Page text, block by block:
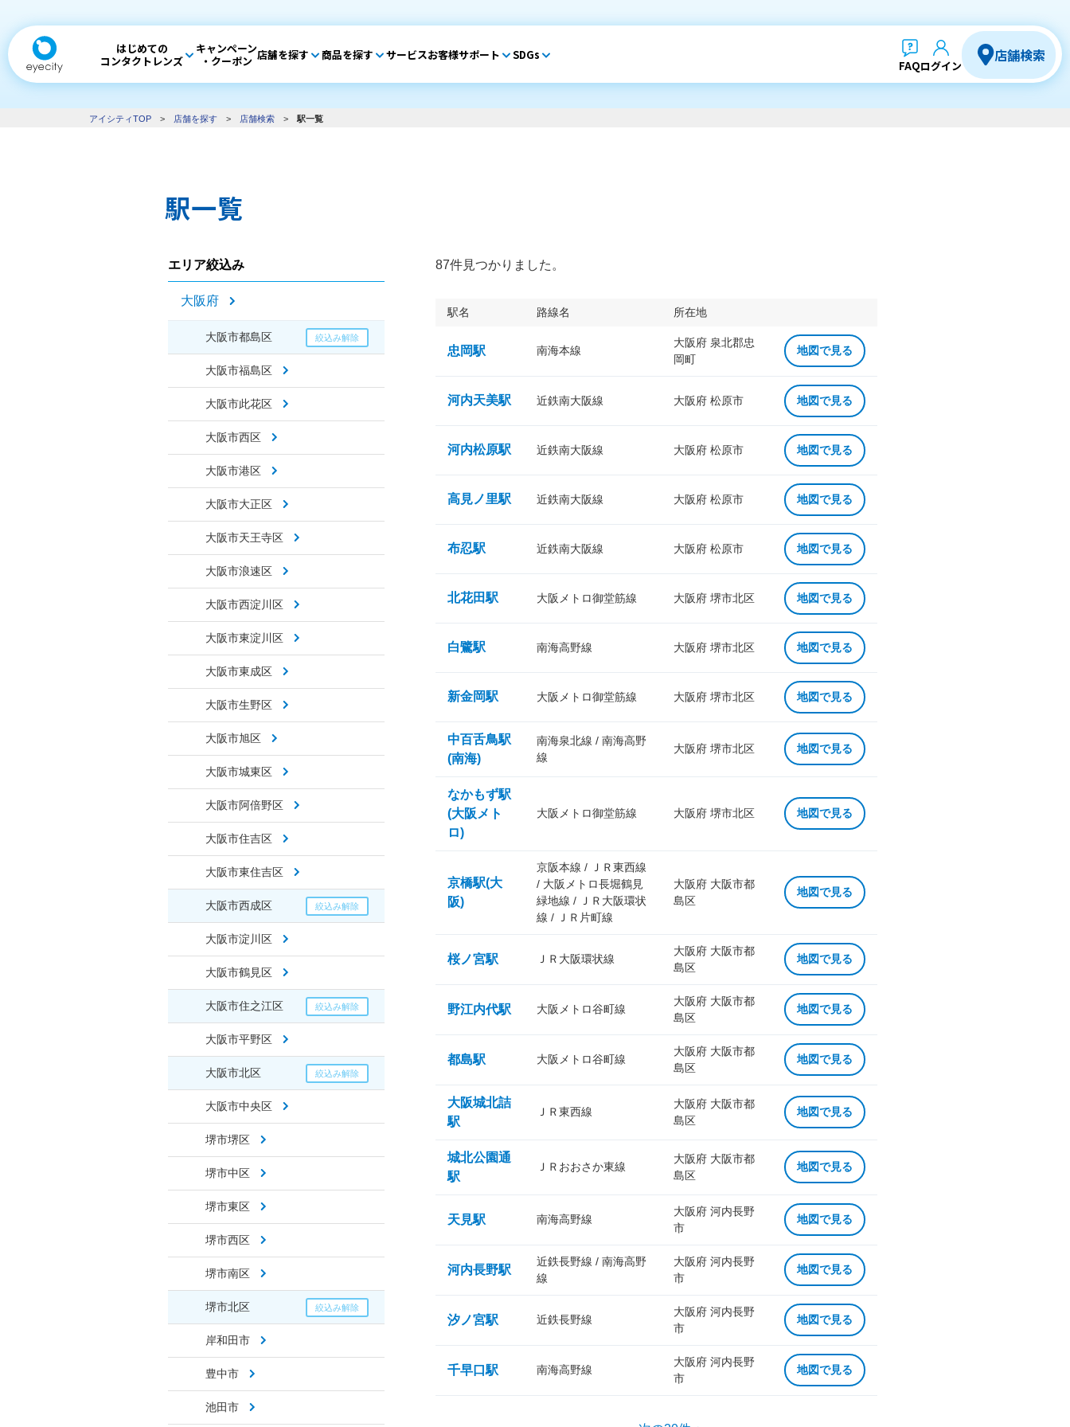
はじめての
コンタクトレンズ
キャンペーン
・クーポン 店舗を探す 商品を探す サービスお客様サポート SDGs
FAQログイン
店舗検索
アイシティTOP > 店舗を探す > 店舗検索 > 駅一覧
駅一覧
エリア絞込み
大阪府
大阪市都島区
大阪市福島区
大阪市此花区
大阪市西区
大阪市港区
大阪市大正区
大阪市天王寺区
大阪市浪速区
大阪市西淀川区
大阪市東淀川区
大阪市東成区
大阪市生野区
大阪市旭区
大阪市城東区
大阪市阿倍野区
大阪市住吉区
大阪市東住吉区
大阪市西成区
大阪市淀川区
大阪市鶴見区
大阪市住之江区
大阪市平野区
大阪市北区
大阪市中央区
堺市堺区
堺市中区
堺市東区
堺市西区
堺市南区
堺市北区
岸和田市
豊中市
池田市
87件見つかりました。
駅名 路線名 所在地
忠岡駅 南海本線
大阪府 泉北郡忠
岡町
地図で見る
河内天美駅 近鉄南大阪線 大阪府 松原市 地図で見る
河内松原駅 近鉄南大阪線 大阪府 松原市 地図で見る
高見ノ里駅 近鉄南大阪線 大阪府 松原市 地図で見る
布忍駅 近鉄南大阪線 大阪府 松原市 地図で見る
北花田駅 大阪メトロ御堂筋線 大阪府 堺市北区 地図で見る
白鷺駅 南海高野線 大阪府 堺市北区 地図で見る
新金岡駅 大阪メトロ御堂筋線 大阪府 堺市北区 地図で見る
中百舌鳥駅
(南海)
南海泉北線 / 南海高野
線
大阪府 堺市北区 地図で見る
なかもず駅
(大阪メト
ロ)
大阪メトロ御堂筋線 大阪府 堺市北区 地図で見る
京橋駅(大
阪)
京阪本線 / ＪＲ東西線
/ 大阪メトロ長堀鶴見
緑地線 / ＪＲ大阪環状
線 / ＪＲ片町線
大阪府 大阪市都
島区
地図で見る
桜ノ宮駅 ＪＲ大阪環状線
大阪府 大阪市都
島区
地図で見る
野江内代駅 大阪メトロ谷町線
大阪府 大阪市都
島区
地図で見る
都島駅 大阪メトロ谷町線
大阪府 大阪市都
島区
地図で見る
大阪城北詰
駅
ＪＲ東西線
大阪府 大阪市都
島区
地図で見る
城北公園通
駅
ＪＲおおさか東線
大阪府 大阪市都
島区
地図で見る
天見駅 南海高野線
大阪府 河内長野
市
地図で見る
河内長野駅
近鉄長野線 / 南海高野
線
大阪府 河内長野
市
地図で見る
汐ノ宮駅 近鉄長野線
大阪府 河内長野
市
地図で見る
千早口駅 南海高野線
大阪府 河内長野
市
地図で見る